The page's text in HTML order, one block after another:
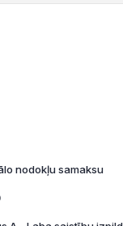
nodokļu samaksu